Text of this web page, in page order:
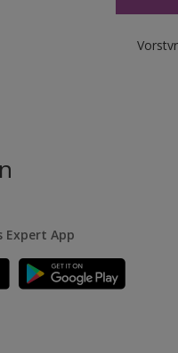
Expert App